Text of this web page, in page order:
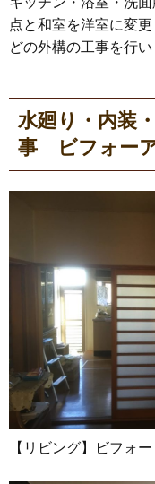
点と和室を洋室に変
どの外構の工事を行い
水廻り・内装
事 ビフォー
【リビング】ビフォー